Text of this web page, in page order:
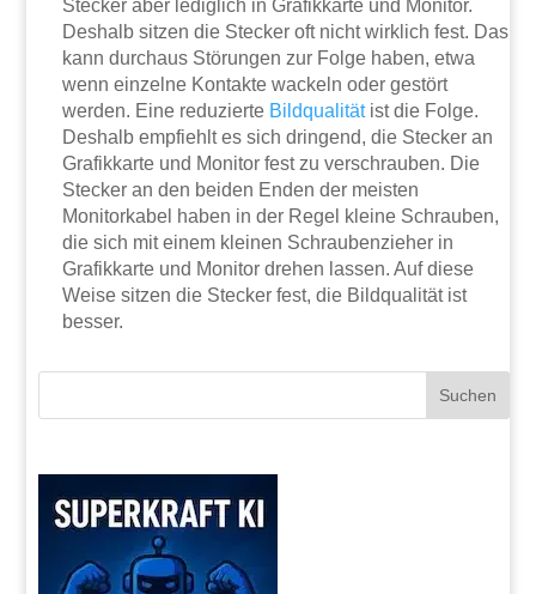
Stecker aber lediglich in Grafikkarte und Monitor.
Deshalb sitzen die Stecker oft nicht wirklich fest. Das
kann durchaus Störungen zur Folge haben, etwa
wenn einzelne Kontakte wackeln oder gestört
werden. Eine reduzierte Bildqualitätist die Folge.
Deshalb empfiehlt es sich dringend, die Stecker an
Grafikkarte und Monitor fest zu verschrauben. Die
Stecker an den beiden Enden der meisten
Monitorkabel haben in der Regel kleine Schrauben,
die sich mit einem kleinen Schraubenzieher in
Grafikkarte und Monitor drehen lassen. Auf diese
Weise sitzen die Stecker fest, die Bildqualität ist
besser.